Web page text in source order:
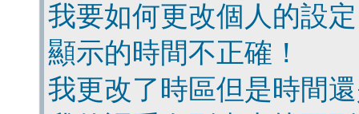
我要如何更改個人的設
顯示的時間不正確！
我更改了時區但是時間